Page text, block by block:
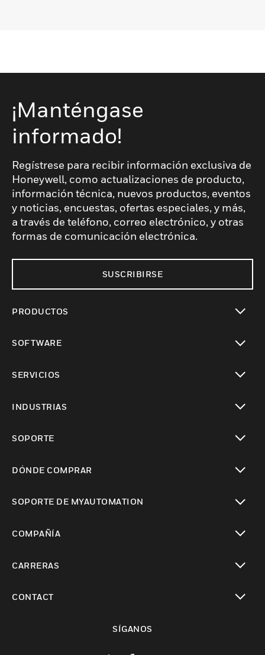
¡Manténgase
informado!
Regístrese para recibir información exclusiva de
Honeywell, como actualizaciones de producto,
información técnica, nuevos productos, eventos
y noticias, encuestas, ofertas especiales, y más,
a través de teléfono, correo electrónico, y otras
formas de comunicación electrónica.
SUSCRIBIRSE
PRODUCTOS
SOFTWARE
SERVICIOS
INDUSTRIAS
SOPORTE
DÓNDE COMPRAR
SOPORTE DE MYAUTOMATION
COMPAÑÍA
CARRERAS
CONTACT
SÍGANOS